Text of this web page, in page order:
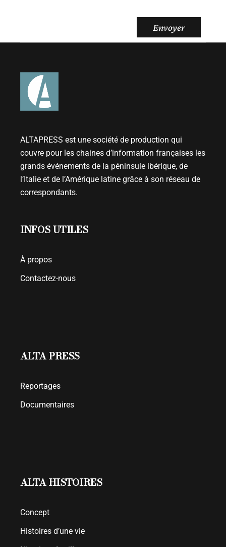
Envoyer
ALTAPRESS est une société de production qui
couvre pour les chaines d’information françaises les
grands événements de la péninsule ibérique, de
l’Italie et de l’Amérique latine grâce à son réseau de
correspondants.
INFOS UTILES
À propos
Contactez-nous
ALTA PRESS
Reportages
Documentaires
ALTA HISTOIRES
Concept
Histoires d’une vie